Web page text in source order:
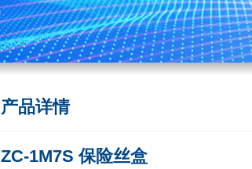
产品详情
ZC-1M7S 保险丝盒